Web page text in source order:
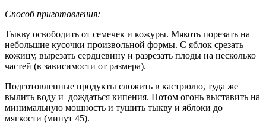
Способ приготовления:
Тыкву освободить от семечек и кожуры. Мякоть порезать на
небольшие кусочки произвольной формы. С яблок срезать
кожицу, вырезать сердцевину и разрезать плоды на несколько
частей (в зависимости от размера).
Подготовленные продукты сложить в кастрюлю, туда же
вылить воду и дождаться кипения. Потом огонь выставить на
минимальную мощность и тушить тыкву и яблоки до
мягкости (минут 45).